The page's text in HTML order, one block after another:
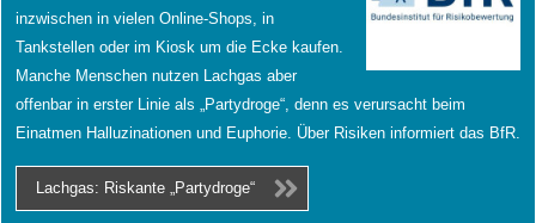
inzwischen in vielen Online-Shops, in
Tankstellen oder im Kiosk um die Ecke kaufen.
Manche Menschen nutzen Lachgas aber
offenbar in erster Linie als „Partydroge“, denn es verursacht beim
Einatmen Halluzinationen und Euphorie. Über Risiken informiert das BfR.
Lachgas: Riskante „Partydroge“